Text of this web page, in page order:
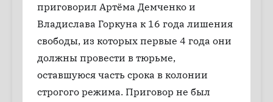
приговорил Артёма Демченко и
Владислава Горкуна к 16 года лишения
свободы, из которых первые 4 года они
должны провести в тюрьме,
оставшуюся часть срока в колонии
строгого режима. Приговор не был